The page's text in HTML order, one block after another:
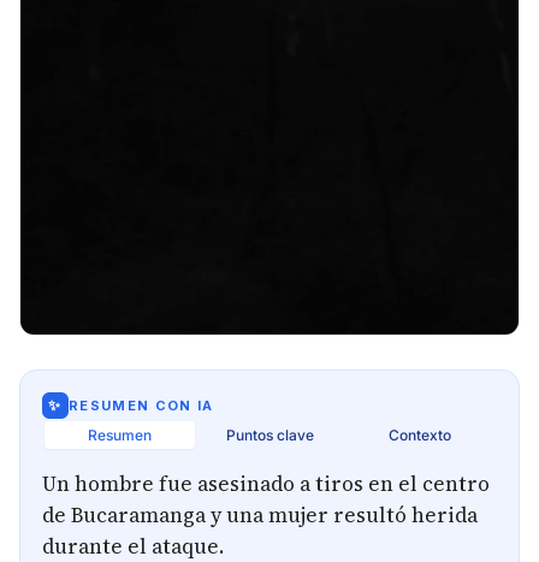
✨ RESUMEN CON IA
Resumen Puntos clave Contexto
Un hombre fue asesinado a tiros en el centro
de Bucaramanga y una mujer resultó herida
durante el ataque.